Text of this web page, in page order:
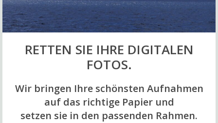
RETTEN SIE IHRE DIGITALEN
FOTOS.
Wir bringen Ihre schönsten Aufnahmen
auf das richtige Papier und
setzen sie in den passenden Rahmen.